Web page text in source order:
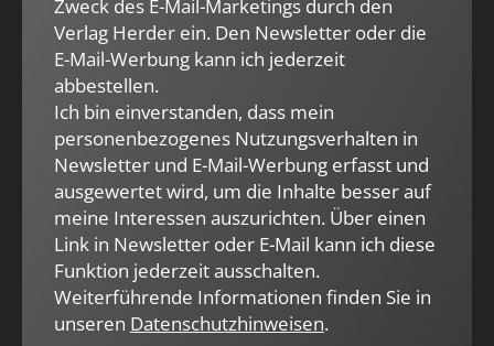
ABSCHNITT DRUCKEN
Die S.s-These ist ein hoch umstrittenes
konzeptionelles Konstrukt, das von verschiedenen
wissenschaftlichen Disziplinen verwendet und für
die Verfolgung unterschiedlicher ideenpolitischer
Interessen und wissenschaftlicher Positionen in
Anspruch genommen wird. Mit dem Begriff S.
werden kirchenrechtliche Entscheidungen ebenso
bezeichnet wie kulturgeschichtliche
Transformationen, Prozesse der Differenzierung von
ReligionundPolitikebenso wie semantische
Zweck des E-Mail-Marketings durch den
Verlag Herder ein. Den Newsletter oder die
E-Mail-Werbung kann ich jederzeit
abbestellen.
Ich bin einverstanden, dass mein
personenbezogenes Nutzungsverhalten in
Newsletter und E-Mail-Werbung erfasst und
ausgewertet wird, um die Inhalte besser auf
meine Interessen auszurichten. Über einen
Link in Newsletter oder E-Mail kann ich diese
Funktion jederzeit ausschalten.
Weiterführende Informationen finden Sie in
unseren Datenschutzhinweisen.